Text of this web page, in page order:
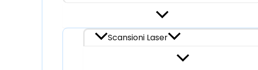
Scansioni Laser